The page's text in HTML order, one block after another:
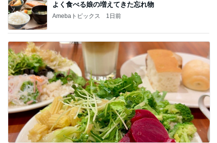
野菜の品揃えが最強のサラダバー
Amebaトピックス
記事を読む
夏休みの思い出になるという呪文
Amebaトピックス 1日前
ジャンル人気記事ランキング
映画レビュー